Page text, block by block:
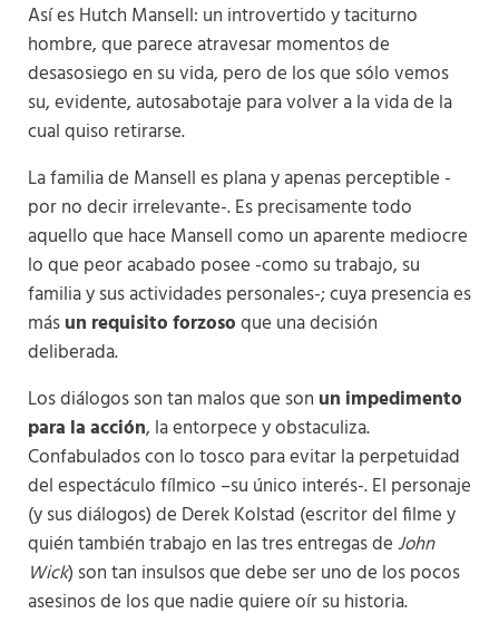
Así es Hutch Mansell: un introvertido y taciturno
hombre, que parece atravesar momentos de
desasosiego en su vida, pero de los que sólo vemos
su, evidente, autosabotaje para volver a la vida de la
cual quiso retirarse.
La familia de Mansell es plana y apenas perceptible -
por no decir irrelevante-. Es precisamente todo
aquello que hace Mansell como un aparente mediocre
lo que peor acabado posee -como su trabajo, su
familia y sus actividades personales-; cuya presencia es
másun requisito forzosoque una decisión
deliberada.
Los diálogos son tan malos que son un impedimento
para la acción, la entorpece y obstaculiza.
Confabulados con lo tosco para evitar la perpetuidad
del espectáculo fílmico –su único interés-. El personaje
(y sus diálogos) de Derek Kolstad (escritor del filme y
quién también trabajo en las tres entregas deJohn
Wick) son tan insulsos que debe ser uno de los pocos
asesinos de los que nadie quiere oír su historia.